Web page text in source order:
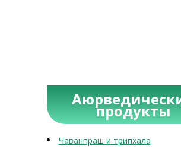
продукты
Чаванпраш и трипхала